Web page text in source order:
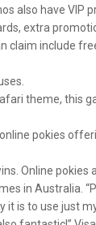
also have VIP
extra
claim include
theme, this
pokies
Online pokies
in Australia.
it is to use just